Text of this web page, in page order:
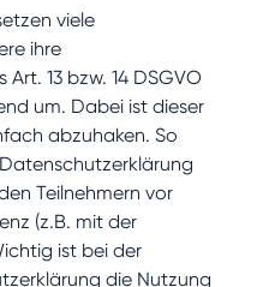
viele
ihre
13 bzw. 14 DSGVO
um. Dabei ist dieser
abzuhaken. So
Teilnehmern vor
(z.B. mit der
ist bei der
die Nutzung